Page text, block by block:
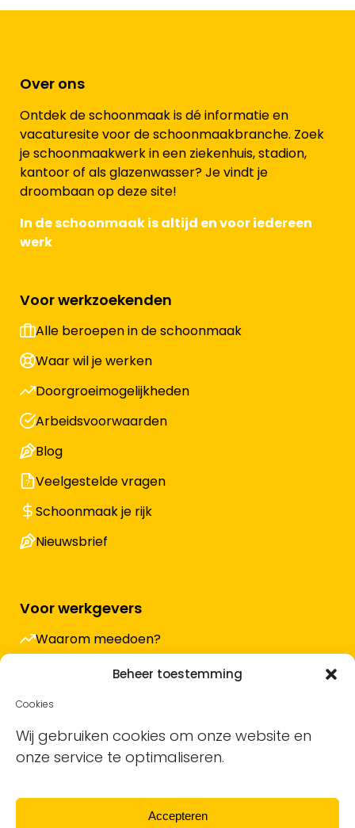
Beheer toestemming
Cookies
Wij gebruiken cookies om onze website en
onze service te optimaliseren.
Accepteren
Over ons
Ontdek de schoonmaak is dé informatie en
vacaturesite voor de schoonmaakbranche. Zoek
je schoonmaakwerk in een ziekenhuis, stadion,
kantoor of als glazenwasser? Je vindt je
droombaan op deze site!
In de schoonmaak is altijd en voor iedereen
werk
Voor werkzoekenden
Alle beroepen in de schoonmaak
Waar wil je werken
Doorgroeimogelijkheden
Arbeidsvoorwaarden
Blog
Veelgestelde vragen
Schoonmaak je rijk
Nieuwsbrief
Voor werkgevers
Waarom meedoen?
Hoe werkt het en wat kost het?
Vacature plaatsen
Sollicitanten ontvangen
Blog